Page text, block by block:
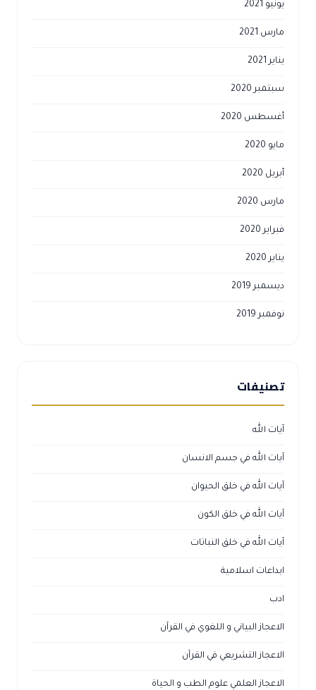
يونيو 2021
مارس 2021
يناير 2021
سبتمبر 2020
أغسطس 2020
مايو 2020
أبريل 2020
مارس 2020
فبراير 2020
يناير 2020
ديسمبر 2019
نوفمبر 2019
تصنيفات
آيات الله
آيات الله في جسم الانسان
آيات الله في خلق الحيوان
آيات الله في خلق الكون
آيات الله في خلق النباتات
ابداعات اسلامية
ادب
الاعجاز البياني و اللغوي في القرآن
الاعجاز التشريعي في القرآن
الاعجاز العلمي علوم الطب و الحياة